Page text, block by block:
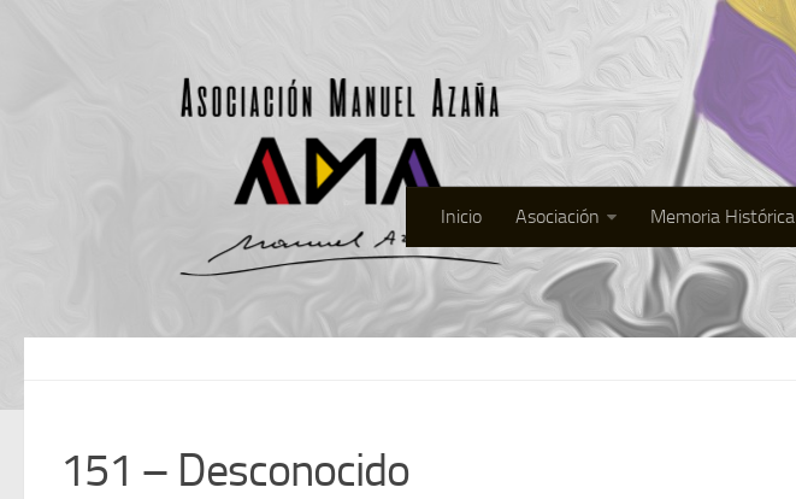
Inicio Asociación Memoria Histórica
151 – Desconocido